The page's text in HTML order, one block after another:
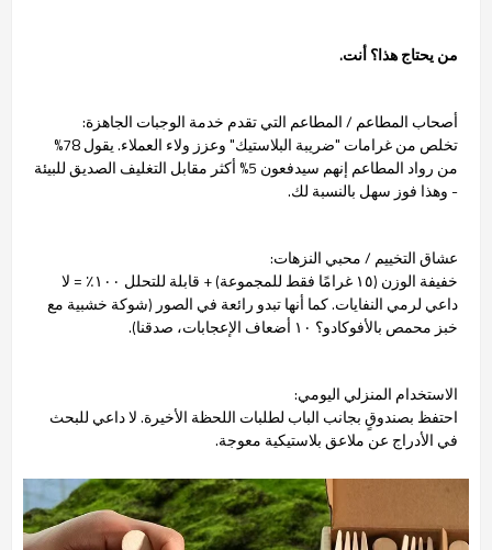
من يحتاج هذا؟ أنت.
أصحاب المطاعم / المطاعم التي تقدم خدمة الوجبات الجاهزة:
تخلص من غرامات "ضريبة البلاستيك" وعزز ولاء العملاء. يقول 78%
من رواد المطاعم إنهم سيدفعون 5% أكثر مقابل التغليف الصديق للبيئة
- وهذا فوز سهل بالنسبة لك.
عشاق التخييم / محبي النزهات:
خفيفة الوزن (١٥ غرامًا فقط للمجموعة) + قابلة للتحلل ١٠٠٪ = لا
داعي لرمي النفايات. كما أنها تبدو رائعة في الصور (شوكة خشبية مع
خبز محمص بالأفوكادو؟ ١٠ أضعاف الإعجابات، صدقنا).
الاستخدام المنزلي اليومي:
احتفظ بصندوقٍ بجانب الباب لطلبات اللحظة الأخيرة. لا داعي للبحث
في الأدراج عن ملاعق بلاستيكية معوجة.